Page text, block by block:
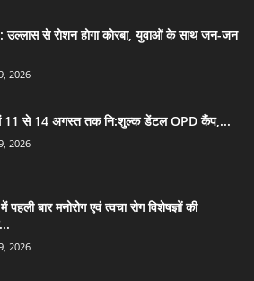
से रोशन होगा कोरबा, युवाओं के साथ जन-जन
2026
11 से 14 अगस्त तक नि:शुल्क डेंटल OPD कैंप,...
2026
पहली बार मनोरोग एवं त्वचा रोग विशेषज्ञों की
2026